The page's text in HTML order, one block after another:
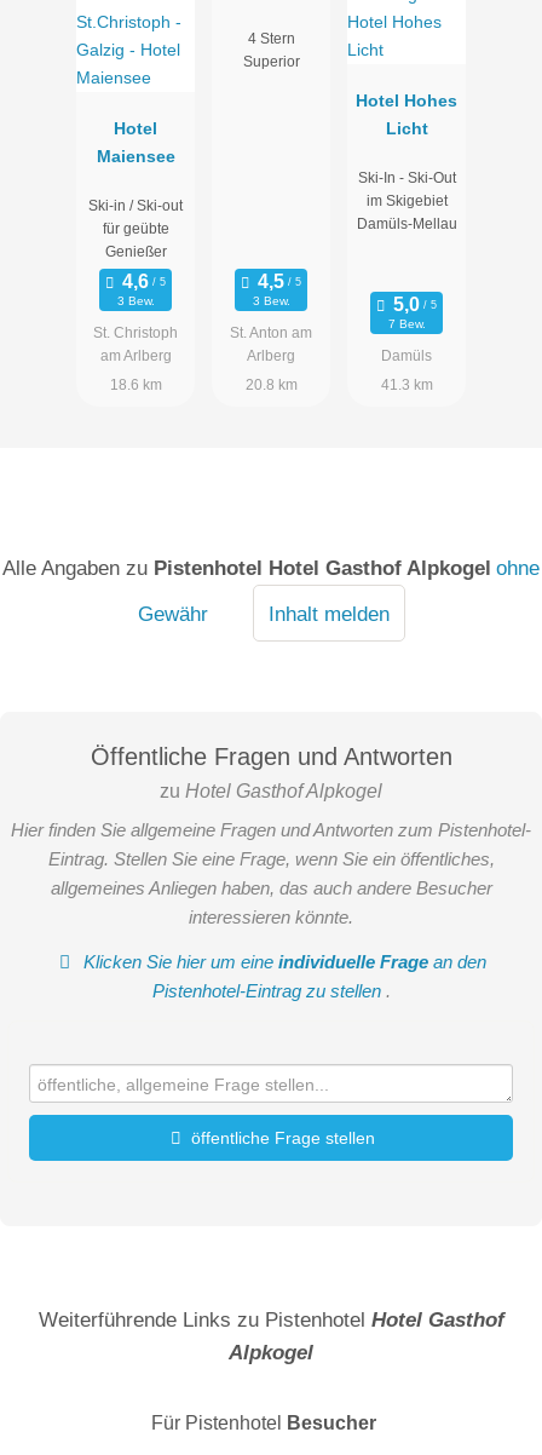
Hotel
Maiensee
Ski-in / Ski-out
für geübte
Genießer
3 Bew.
St. Christoph
am Arlberg
18.6 km
4 Stern
Superior
3 Bew.
St. Anton am
Arlberg
20.8 km
Hotel Hohes
Licht
Ski-In - Ski-Out
im Skigebiet
Damüls-Mellau
7 Bew.
Damüls
41.3 km
Alle Angaben zu Pistenhotel Hotel Gasthof Alpkogel ohne
Gewähr
Inhalt melden
Öffentliche Fragen und Antworten
zu Hotel Gasthof Alpkogel
Hier finden Sie allgemeine Fragen und Antworten zum Pistenhotel-
Eintrag. Stellen Sie eine Frage, wenn Sie ein öffentliches,
allgemeines Anliegen haben, das auch andere Besucher
interessieren könnte.
Klicken Sie hier um eineindividuelle Frage an den
Pistenhotel-Eintrag zu stellen .
öffentliche Frage stellen
Weiterführende Links zu Pistenhotel Hotel Gasthof
Alpkogel
Für Pistenhotel Besucher